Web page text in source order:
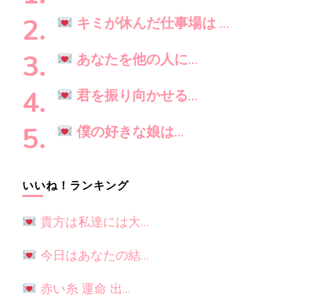
す
か
?
キミが休んだ仕事場は …
あなたを他の人に…
君を振り向かせる…
僕の好きな娘は…
いいね！ランキング
貴方は私達には大…
今日はあなたの結…
赤い糸 運命 出…